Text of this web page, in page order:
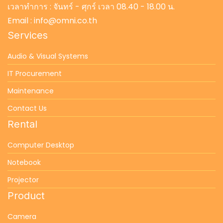
เวลาทำการ : จันทร์ - ศุกร์ เวลา 08.40 - 18.00 น.
Email : info@omni.co.th
Services
Audio & Visual Systems
IT Procurement
Maintenance
Contact Us
Rental
Computer Desktop
Notebook
Projector
Product
Camera